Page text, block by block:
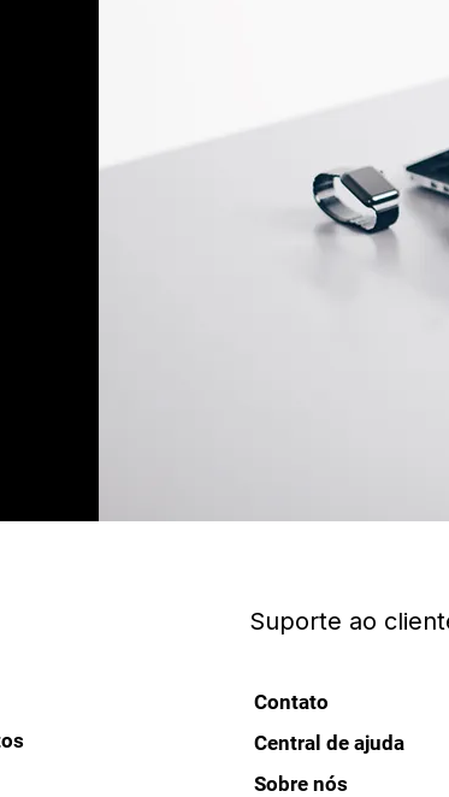
Suporte ao
Contato
Central de ajuda
Sobre nós